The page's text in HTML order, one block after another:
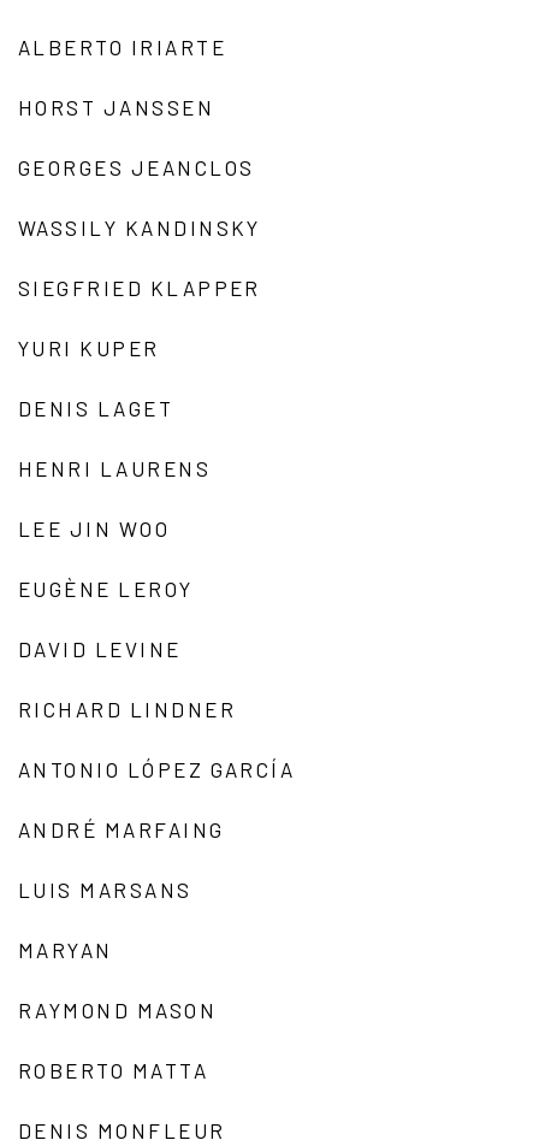
ALBERTO IRIARTE
HORST JANSSEN
GEORGES JEANCLOS
WASSILY KANDINSKY
SIEGFRIED KLAPPER
YURI KUPER
DENIS LAGET
HENRI LAURENS
LEE JIN WOO
EUGÈNE LEROY
DAVID LEVINE
RICHARD LINDNER
ANTONIO LÓPEZ GARCÍA
ANDRÉ MARFAING
LUIS MARSANS
MARYAN
RAYMOND MASON
ROBERTO MATTA
DENIS MONFLEUR